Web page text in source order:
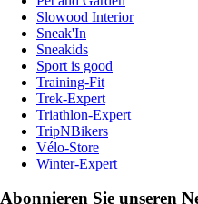
Slowood Interior
Sneak'In
Sneakids
Sport is good
Training-Fit
Trek-Expert
Triathlon-Expert
TripNBikers
Vélo-Store
Winter-Expert
Abonnieren Sie unseren